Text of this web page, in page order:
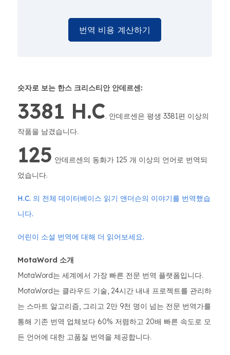
번역 비용 계산하기
숫자로 보는 한스 크리스티안 안데르센:
3381 H.C. 안데르센은 평생 3381편 이상의
작품을 남겼습니다.
125 안데르센의 동화가 125 개 이상의 언어로 번역되
었습니다.
H.C. 의 전체 데이터베이스 읽기 앤더슨의 이야기를 번역했습
니다.
어린이 소설 번역에 대해 더 읽어보세요.
MotaWord 소개
MotaWord는 세계에서 가장 빠른 전문 번역 플랫폼입니다.
MotaWord는 클라우드 기술, 24시간 내내 프로젝트를 관리하
는 스마트 알고리즘, 그리고 2만 9천 명이 넘는 전문 번역가를
통해 기존 번역 업체보다 60% 저렴하고 20배 빠른 속도로 모
든 언어에 대한 고품질 번역을 제공합니다.